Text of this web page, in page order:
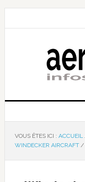
VOUS ÊTES ICI : ACCUEIL
WINDECKER AIRCRAFT /